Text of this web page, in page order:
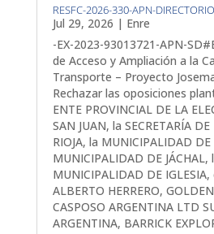
RESFC-2026-330-APN-
Jul 29, 2026 | Enre
-EX-2023-93013721-APN-
de Acceso y Ampliación a la
Transporte – Proyecto
Rechazar las oposiciones
ENTE PROVINCIAL DE LA
SAN JUAN, la SECRETARÍA
RIOJA, la MUNICIPALIDAD
MUNICIPALIDAD DE JÁCHAL,
MUNICIPALIDAD DE IGLESIA,
ALBERTO HERRERO,
CASPOSO ARGENTINA LTD
ARGENTINA, BARRICK